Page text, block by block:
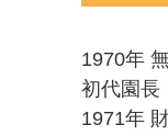
1970年
初代園
1971年